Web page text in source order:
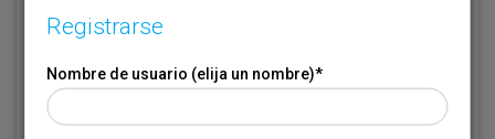
teléfono 944 400 000 y se lo recordaremos.
Registrarse
Nombre de usuario (elija un nombre)*